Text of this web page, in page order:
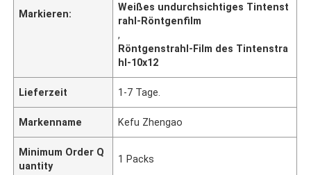
Markieren:
Weißes undurchsichtiges Tintenst
rahl-Röntgenfilm
,
Röntgenstrahl-Film des Tintenstra
hl-10x12
Lieferzeit 1-7 Tage.
Markenname Kefu Zhengao
Minimum Order Q
uantity
1 Packs